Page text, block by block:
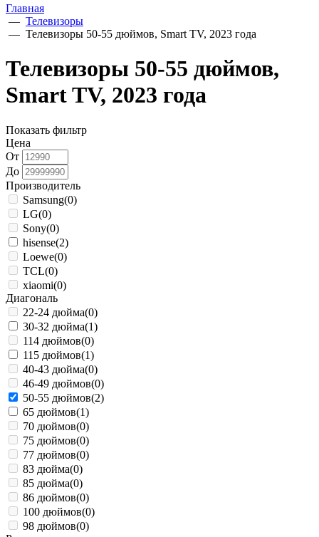
Главная
— Телевизоры
— Телевизоры 50-55 дюймов, Smart TV, 2023 года
Телевизоры 50-55 дюймов,
Smart TV, 2023 года
Показать фильтр
Цена
От
До
Производитель
Samsung(0)
LG(0)
Sony(0)
hisense(2)
Loewe(0)
TCL(0)
xiaomi(0)
Диагональ
22-24 дюйма(0)
30-32 дюйма(1)
114 дюймов(0)
115 дюймов(1)
40-43 дюйма(0)
46-49 дюймов(0)
50-55 дюймов(2)
65 дюймов(1)
70 дюймов(0)
75 дюймов(0)
77 дюймов(0)
83 дюйма(0)
85 дюйма(0)
86 дюймов(0)
100 дюймов(0)
98 дюймов(0)